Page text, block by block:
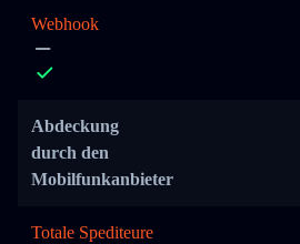
Webhook
Abdeckung
durch den
Mobilfunkanbieter
Totale Spediteure